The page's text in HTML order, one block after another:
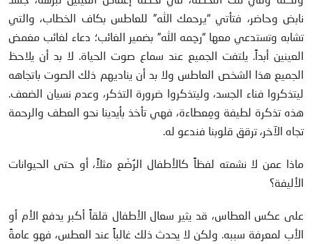
نابض وحاضر، فتأتي “يرحمك الله” للعاطس بكاف الخطاب، والتي
تشابه وتستدعي معها “رحِمه الله” بضمير الغائب؛ دعاء لغائب مغمض
العينين أبداً. يلتفت الجميع عند سماع صوت الحياة. لا بد أن يلاحظ
الجميع هذا الشخص العاطس ولا بد أن يناديهم ذلك الصوت باتجاهه
ليتذكروا فناء الجسد، وليتذكروا ضرورة التذكر، وعدم نسيان الضعف.
هذه تذكرة لطيفة ومِعطاءة، فهي تأخذ بأيدينا نحو العطف والرحمة
تجاه الآخر، ترقق قلوبنا فندعو له.
ماذا عمن لا نشمته لفظاً كالأطفال الرُضّع مثلاً، أو حتى الحيوانات
الأليفة؟
على عكس العطاس، قد يثير سعال الأطفال قلقاً أكبر يدفع الأم أو
الأب لمعرفة سببه. ولكن لا يحدث ذلك غالباً عند العطس، فهو عامةً